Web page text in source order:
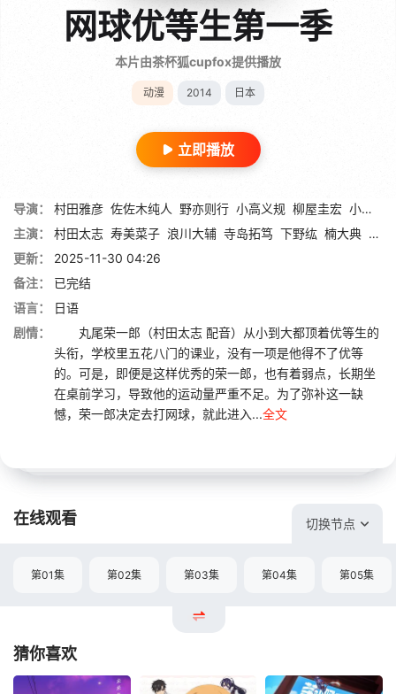
网球优等生第一季
本片由茶杯狐cupfox提供播放
动漫 2014 日本
立即播放
导演： 村田雅彦 佐佐木纯人 野亦则行 小高义规 柳屋圭宏 小平麻纪
主演：
村田太志 寿美菜子 浪川大辅 寺岛拓笃 下野纮 楠大典 鸟
更新：
2025-11-30 04:26
备注：
已完结
语言：
日语
剧情：
丸尾荣一郎（村田太志 配音）从小到大都顶着优等生的
头衔，学校里五花八门的课业，没有一项是他得不了优等
的。可是，即便是这样优秀的荣一郎，也有着弱点，长期坐
在桌前学习，导致他的运动量严重不足。为了弥补这一缺
憾，荣一郎决定去打网球，就此进入...全文
在线观看 切换节点
第01集 第02集 第03集 第04集 第05集
猜你喜欢